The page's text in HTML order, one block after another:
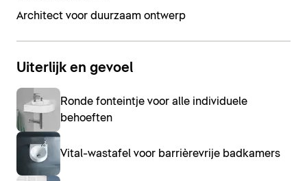
Architect voor duurzaam ontwerp
Uiterlijk en gevoel
Ronde fonteintje voor alle individuele
behoeften
Vital-wastafel voor barrièrevrije badkamers